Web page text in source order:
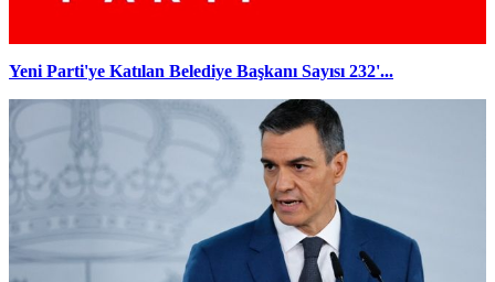
Yeni Parti'ye Katılan Belediye Başkanı Sayısı 232'...